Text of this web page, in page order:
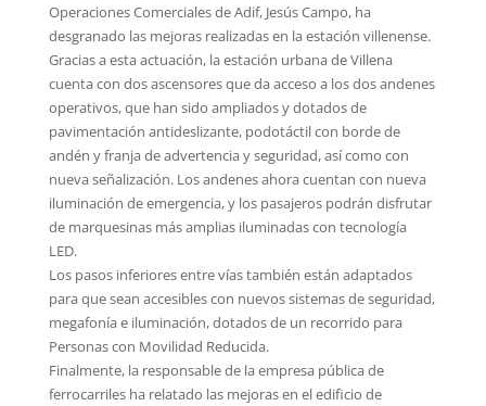
Operaciones Comerciales de Adif, Jesús Campo, ha
desgranado las mejoras realizadas en la estación villenense.
Gracias a esta actuación, la estación urbana de Villena
cuenta con dos ascensores que da acceso a los dos andenes
operativos, que han sido ampliados y dotados de
pavimentación antideslizante, podotáctil con borde de
andén y franja de advertencia y seguridad, así como con
nueva señalización. Los andenes ahora cuentan con nueva
iluminación de emergencia, y los pasajeros podrán disfrutar
de marquesinas más amplias iluminadas con tecnología
LED.
Los pasos inferiores entre vías también están adaptados
para que sean accesibles con nuevos sistemas de seguridad,
megafonía e iluminación, dotados de un recorrido para
Personas con Movilidad Reducida.
Finalmente, la responsable de la empresa pública de
ferrocarriles ha relatado las mejoras en el edificio de